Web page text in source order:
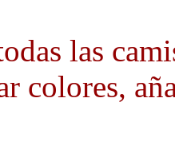
las
colores,